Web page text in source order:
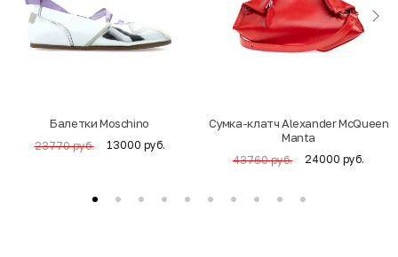
Балетки Moschino
23770 руб. 13000 руб.
Cумка-клатч Alexander McQueen
Manta
43760 руб. 24000 руб.